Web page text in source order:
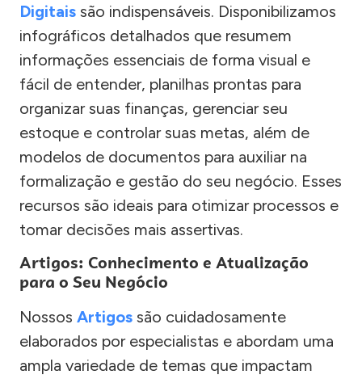
Digitais são indispensáveis. Disponibilizamos
infográficos detalhados que resumem
informações essenciais de forma visual e
fácil de entender, planilhas prontas para
organizar suas finanças, gerenciar seu
estoque e controlar suas metas, além de
modelos de documentos para auxiliar na
formalização e gestão do seu negócio. Esses
recursos são ideais para otimizar processos e
tomar decisões mais assertivas.
Artigos: Conhecimento e Atualização
para o Seu Negócio
Nossos Artigos são cuidadosamente
elaborados por especialistas e abordam uma
ampla variedade de temas que impactam